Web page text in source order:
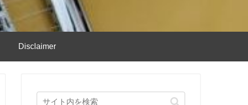
Disclaimer